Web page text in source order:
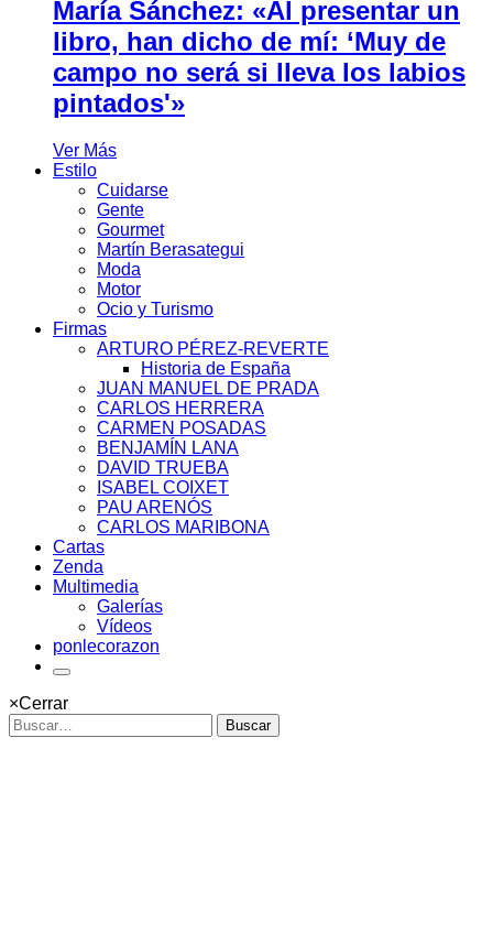
María Sánchez: «Al presentar un
libro, han dicho de mí: ‘Muy de
campo no será si lleva los labios
pintados'»
Ver Más
Estilo
Cuidarse
Gente
Gourmet
Martín Berasategui
Moda
Motor
Ocio y Turismo
Firmas
ARTURO PÉREZ-REVERTE
Historia de España
JUAN MANUEL DE PRADA
CARLOS HERRERA
CARMEN POSADAS
BENJAMÍN LANA
DAVID TRUEBA
ISABEL COIXET
PAU ARENÓS
CARLOS MARIBONA
Cartas
Zenda
Multimedia
Galerías
Vídeos
ponlecorazon
×Cerrar
Buscar